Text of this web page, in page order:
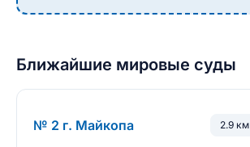
Ближайшие мировые суды
№ 2 г. Майкопа 2.9 км